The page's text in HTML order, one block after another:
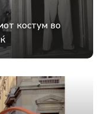
костум во